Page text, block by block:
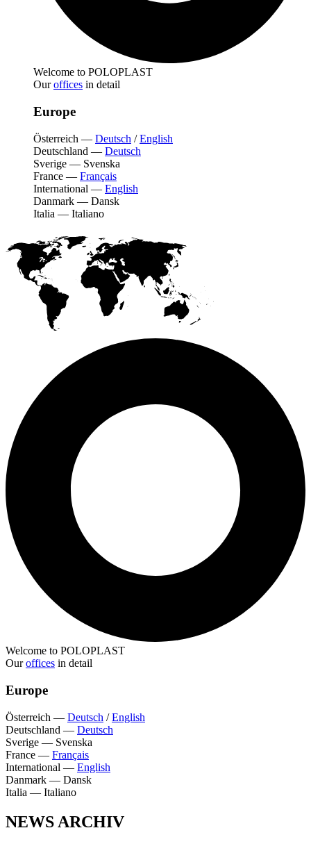
Welcome to POLOPLAST
Ouroffices in detail
Europe
Österreich — Deutsch /English
Deutschland — Deutsch
Sverige — Svenska
France — Français
International — English
Danmark — Dansk
Italia — Italiano
Welcome to POLOPLAST
Ouroffices in detail
Europe
Österreich — Deutsch /English
Deutschland — Deutsch
Sverige — Svenska
France — Français
International — English
Danmark — Dansk
Italia — Italiano
NEWS ARCHIV